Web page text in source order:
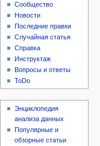
Сообщество
Новости
Последние правки
Случайная статья
Справка
Инструктаж
Вопросы и ответы
ToDo
Энциклопедия
анализа данных
Популярные и
обзорные статьи